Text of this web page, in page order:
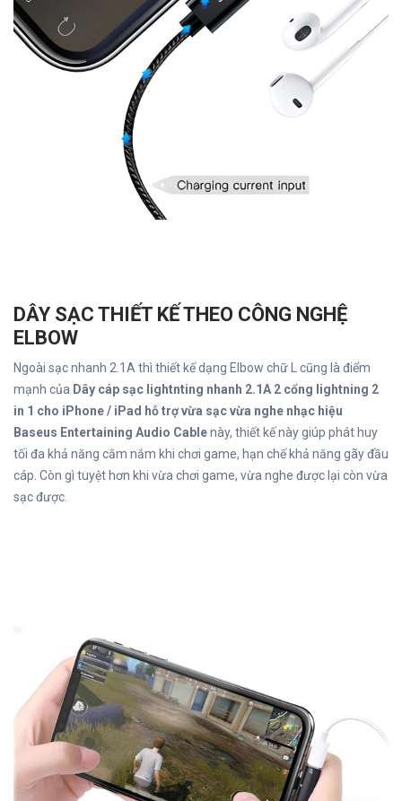
DÂY SẠC THIẾT KẾ THEO CÔNG NGHỆ
ELBOW
Ngoài sạc nhanh 2.1A thì thiết kế dạng Elbow chữ L cũng là điểm
mạnh của Dây cáp sạc lightnting nhanh 2.1A 2 cổng lightning 2
in 1 cho iPhone / iPad hỗ trợ vừa sạc vừa nghe nhạc hiệu
Baseus Entertaining Audio Cablenày, thiết kế này giúp phát huy
tối đa khả năng cằm nắm khi chơi game, hạn chế khả năng gãy đầu
cáp. Còn gì tuyệt hơn khi vừa chơi game, vừa nghe được lại còn vừa
sạc được.